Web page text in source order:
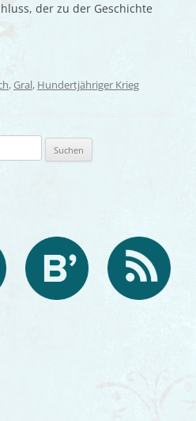
der zu der Geschichte
,Gral, Hundertjähriger Krieg